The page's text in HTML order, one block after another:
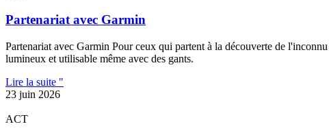
Partenariat avec Garmin
Partenariat avec Garmin Pour ceux qui partent à la découverte de
lumineux et utilisable même avec des gants.
Lire la suite "
23 juin 2026
ACT